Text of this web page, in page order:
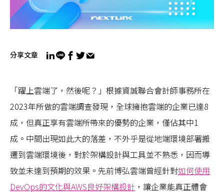
分享文章
「躍上雲端了，然後呢？」根據資誠聯合會計師事務所在
2023年所做的雲端調查發現，全球擁抱雲端的企業已達8
成，但真正享有雲端所帶來的優勢的企業，僅佔其中1
成。中間出現如此大的落差，不外乎是從地端環境部署搬
遷到雲端環境後，對於架構設計與工具並不熟悉，因而導
致並未達到預期的效果。先前博弘雲端曾經針對如何使用
DevOps的文化與AWS良好架構設計 ，讓企業能真正體會